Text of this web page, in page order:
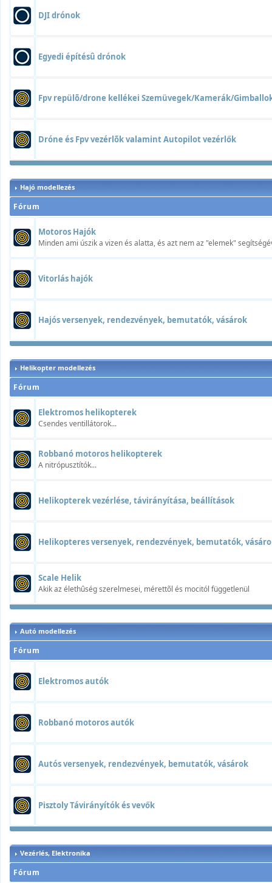
DJI drónok
Egyedi építésû drónok
Fpv repülõ/drone kellékei Szemüvegek/Kamerák/
Dróne és Fpv vezérlõk valamint Autopilot vezérlők
Hajó modellezés
Fórum
Motoros Hajók
Minden ami úszik a vizen és alatta, és azt nem az "elemek"
Vitorlás hajók
Hajós versenyek, rendezvények, bemutatók, vásárok
Helikopter modellezés
Fórum
Elektromos helikopterek
Csendes ventillátorok...
Robbanó motoros helikopterek
A nitrópusztítók...
Helikopterek vezérlése, távirányítása, beállítások
Helikopteres versenyek, rendezvények, bemutatók,
Scale Helik
Akik az élethûség szerelmesei, mérettõl és mocitól függetlenül
Autó modellezés
Fórum
Elektromos autók
Robbanó motoros autók
Autós versenyek, rendezvények, bemutatók, vásárok
Pisztoly Távirányítók és vevők
Vezérlés, Elektronika
Fórum